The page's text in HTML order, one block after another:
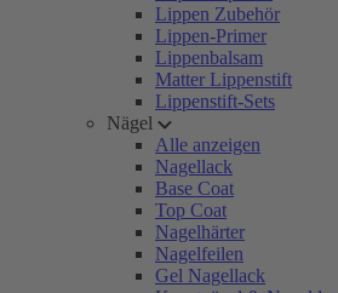
Lippen Zubehör
Lippen-Primer
Lippenbalsam
Matter Lippenstift
Lippenstift-Sets
Nägel
Alle anzeigen
Nagellack
Base Coat
Top Coat
Nagelhärter
Nagelfeilen
Gel Nagellack